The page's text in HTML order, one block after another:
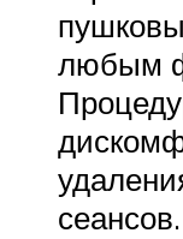
любым
сеансов.